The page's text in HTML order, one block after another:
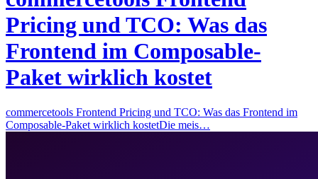
Pricing und TCO: Was das
Frontend im Composable-
Paket wirklich kostet
commercetools Frontend Pricing und TCO: Was das Frontend im
Composable-Paket wirklich kostetDie meis…